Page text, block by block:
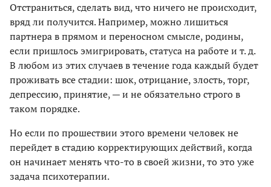
Отстраниться, сделать вид, что ничего не происходит,
вряд ли получится. Например, можно лишиться
партнера в прямом и переносном смысле, родины,
если пришлось эмигрировать, статуса на работе и т. д.
В любом из этих случаев в течение года каждый будет
проживать все стадии: шок, отрицание, злость, торг,
депрессию, принятие, — и не обязательно строго в
таком порядке.
Но если по прошествии этого времени человек не
перейдет в стадию корректирующих действий, когда
он начинает менять что-то в своей жизни, то это уже
задача психотерапии.